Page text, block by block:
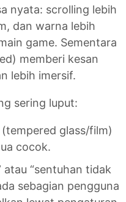
nyata: scrolling lebih
dan warna lebih
game. Sementara
memberi kesan
lebih imersif.
sering luput:
(tempered glass/film)
cocok.
atau “sentuhan tidak
sebagian pengguna